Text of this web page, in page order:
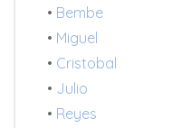
• Bembe
• Miguel
• Cristobal
• Julio
• Reyes